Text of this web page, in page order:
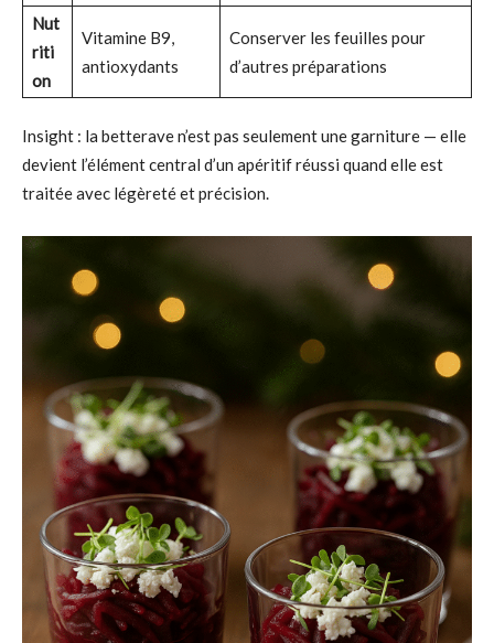
Nut
riti
on
Vitamine B9,
antioxydants
Conserver les feuilles pour
d’autres préparations
Insight : la betterave n’est pas seulement une garniture — elle
devient l’élément central d’un apéritif réussi quand elle est
traitée avec légèreté et précision.